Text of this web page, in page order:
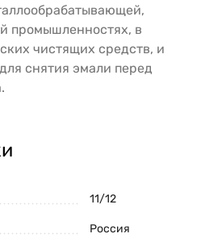
промышленностях, в
чистящих средств, и
снятия эмали перед
11/12
Россия